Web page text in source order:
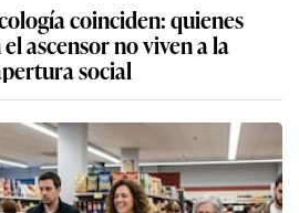
coinciden: quienes
ascensor no viven a la
social